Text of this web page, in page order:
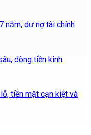
năm, dư nợ tài chính
dòng tiền kinh
tiền mặt cạn kiệt và